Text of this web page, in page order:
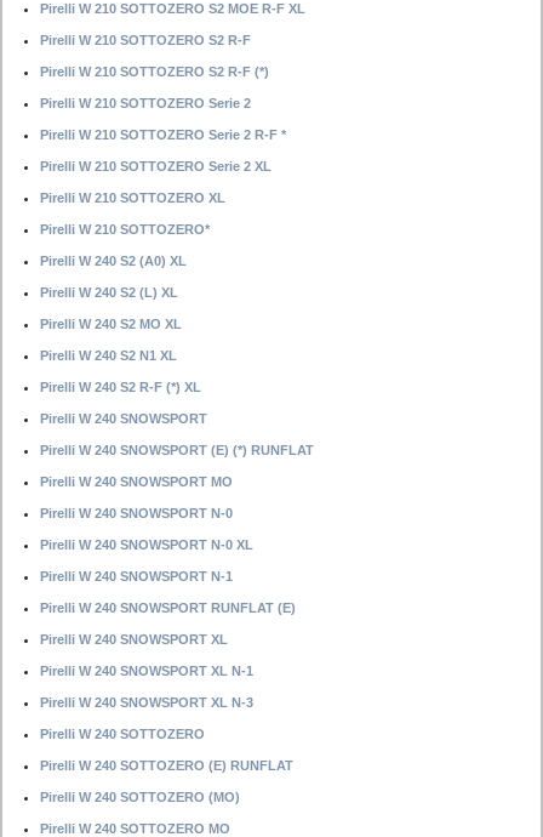
Pirelli W 210 SOTTOZERO S2 MOE R-F XL
Pirelli W 210 SOTTOZERO S2 R-F
Pirelli W 210 SOTTOZERO S2 R-F (*)
Pirelli W 210 SOTTOZERO Serie 2
Pirelli W 210 SOTTOZERO Serie 2 R-F *
Pirelli W 210 SOTTOZERO Serie 2 XL
Pirelli W 210 SOTTOZERO XL
Pirelli W 210 SOTTOZERO*
Pirelli W 240 S2 (A0) XL
Pirelli W 240 S2 (L) XL
Pirelli W 240 S2 MO XL
Pirelli W 240 S2 N1 XL
Pirelli W 240 S2 R-F (*) XL
Pirelli W 240 SNOWSPORT
Pirelli W 240 SNOWSPORT (E) (*) RUNFLAT
Pirelli W 240 SNOWSPORT MO
Pirelli W 240 SNOWSPORT N-0
Pirelli W 240 SNOWSPORT N-0 XL
Pirelli W 240 SNOWSPORT N-1
Pirelli W 240 SNOWSPORT RUNFLAT (E)
Pirelli W 240 SNOWSPORT XL
Pirelli W 240 SNOWSPORT XL N-1
Pirelli W 240 SNOWSPORT XL N-3
Pirelli W 240 SOTTOZERO
Pirelli W 240 SOTTOZERO (E) RUNFLAT
Pirelli W 240 SOTTOZERO (MO)
Pirelli W 240 SOTTOZERO MO